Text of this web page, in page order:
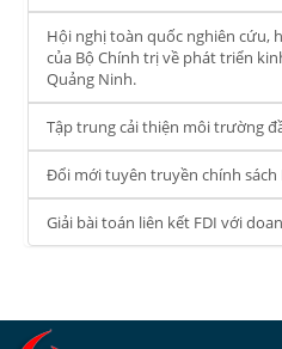
Hội nghị toàn quốc nghiên cứu,
của Bộ Chính trị về phát triển
Quảng Ninh.
Tập trung cải thiện môi trường
Đổi mới tuyên truyền chính sách
Giải bài toán liên kết FDI với